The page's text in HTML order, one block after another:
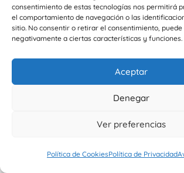
consentimiento de estas tecnologías nos permitirá
el comportamiento de navegación o las
sitio. No consentir o retirar el consentimiento,
negativamente a ciertas características y funciones.
Aceptar
Denegar
Ver preferencias
Política de CookiesPolítica de Privacidad
con
5.00
de 5
de
precios:
desde
hasta
Política de Cookies
Desistimiento